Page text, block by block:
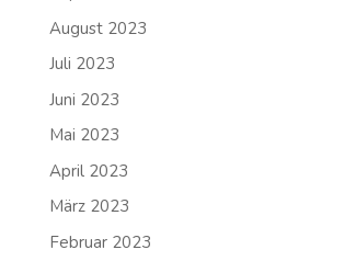
August 2023
Juli 2023
Juni 2023
Mai 2023
April 2023
März 2023
Februar 2023